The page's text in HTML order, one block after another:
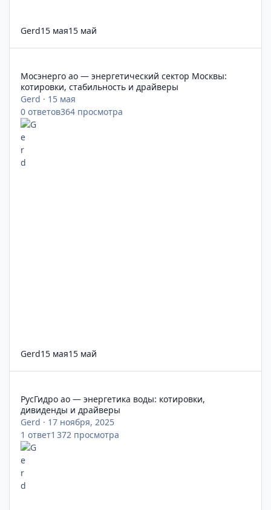
Gerd15 мая15 май
Мосэнерго ао — энергетический сектор Москвы:
котировки, стабильность и драйверы
Gerd · 15 мая
0 ответов364 просмотра
Gerd15 мая15 май
РусГидро ао — энергетика воды: котировки,
дивиденды и драйверы
Gerd · 17 ноября, 2025
1 ответ1 372 просмотра